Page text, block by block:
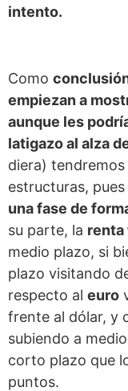
intento.
Como
empiezan a
aunque les
latigazo al alza
diera)
estructuras, pues
una fase de
su parte, la renta
medio plazo, si
plazo visitando
respecto al euro
frente al dólar, y
subiendo a
corto plazo que
puntos.